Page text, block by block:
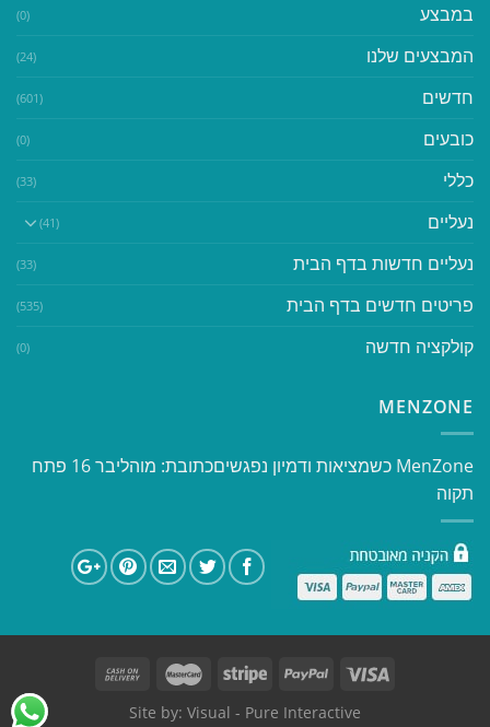
במבצע (0)
המבצעים שלנו (24)
חדשים (601)
כובעים (0)
כללי (33)
נעליים (41)
נעליים חדשות בדף הבית (33)
פריטים חדשים בדף הבית (535)
קולקציה חדשה (0)
MENZONE
​​MenZone כשמציאות ודמיון נפגשים​ כתובת: מוהליבר 16 פתח
תקוה
Site by: Visual - Pure Interactive